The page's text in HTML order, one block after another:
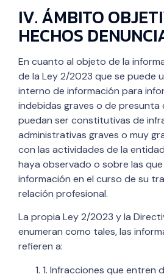
IV. ÁMBITO
HECHOS
En cuanto al objeto de la
de la Ley 2/2023 que se puede
interno de información para
indebidas graves o de presunta
puedan ser constitutivas de
administrativas graves o muy
con las actividades de la
haya observado o sobre las
información en el curso de su
relación profesional.
La propia Ley 2/2023 y la
enumeran como tales, las
refieren a:
1. Infracciones que entren